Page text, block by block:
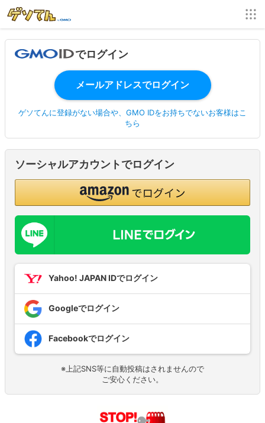
でログイン
ゲソてんに登録がない場合や、GMO IDをお持ちでないお客様はこ
ちら
ソーシャルアカウントでログイン
Yahoo! JAPAN IDでログイン
Googleでログイン
Facebookでログイン
※上記SNS等に自動投稿はされませんので
ご安心ください。